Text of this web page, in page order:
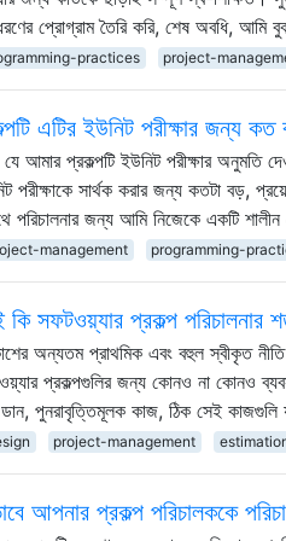
প্রোগ্রাম তৈরি করি, শেষ অবধি, আমি
practices project-
এটির ইউনিট পরীক্ষার জন্য
আমার প্রকল্পটি ইউনিট পরীক্ষার অনুমতি
পরীক্ষাকে সার্থক করার জন্য কতটা বড়,
পরিচালনার জন্য আমি নিজেকে একটি
management programming-
সফটওয়্যার প্রকল্প পরিচালনার
অন্যতম প্রাথমিক এবং বহুল স্বীকৃত
প্রকল্পগুলির জন্য কোনও না কোনও
পুনরাবৃত্তিমূলক কাজ, ঠিক সেই
project-management
আপনার প্রকল্প পরিচালককে